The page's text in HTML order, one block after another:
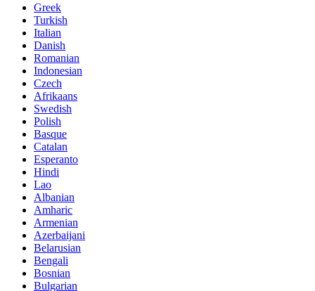
Greek
Turkish
Italian
Danish
Romanian
Indonesian
Czech
Afrikaans
Swedish
Polish
Basque
Catalan
Esperanto
Hindi
Lao
Albanian
Amharic
Armenian
Azerbaijani
Belarusian
Bengali
Bosnian
Bulgarian